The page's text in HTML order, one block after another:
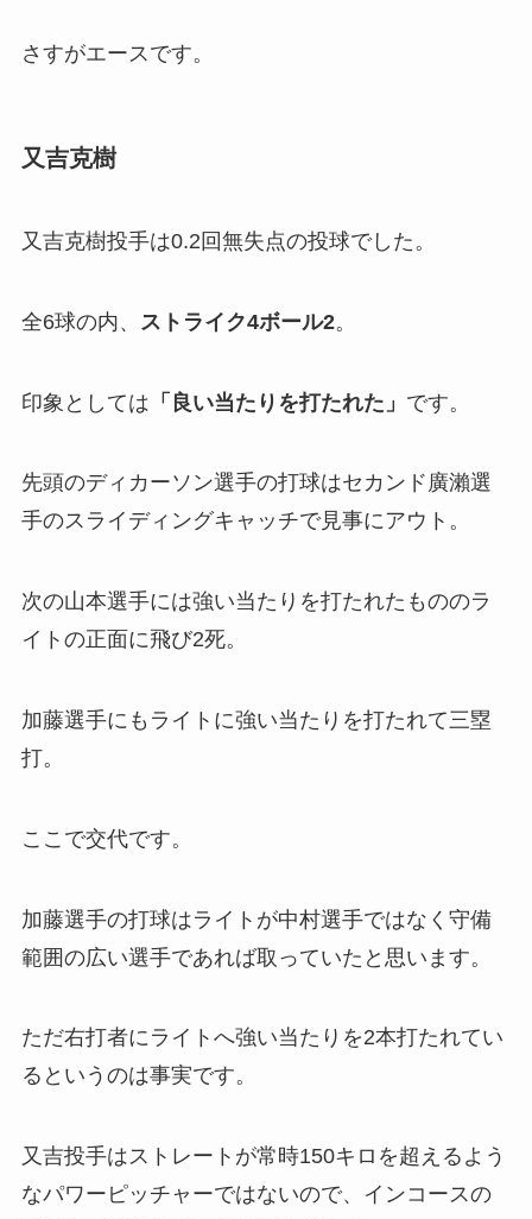
さすがエースです。
又吉克樹
又吉克樹投手は0.2回無失点の投球でした。
全6球の内、 ストライク4ボール2。
印象としては 「良い当たりを打たれた」 です。
先頭のディカーソン選手の打球はセカンド廣瀨選
手のスライディングキャッチで見事にアウト。
次の山本選手には強い当たりを打たれたもののラ
イトの正面に飛び2死。
加藤選手にもライトに強い当たりを打たれて三塁
打。
ここで交代です。
加藤選手の打球はライトが中村選手ではなく守備
範囲の広い選手であれば取っていたと思います。
ただ右打者にライトへ強い当たりを2本打たれてい
るというのは事実です。
又吉投手はストレートが常時150キロを超えるよう
なパワーピッチャーではないので、インコースの